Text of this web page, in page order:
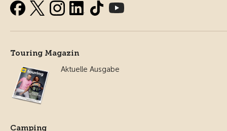
Touring Magazin
Aktuelle Ausgabe
Camping